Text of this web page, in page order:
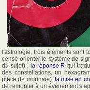
l'astrologie, trois éléments sont
censé orienter le système de
du sujet) , la réponse R qui
des constellations, un
pièce de monnaie), la mise en
de remonter à un évènement s